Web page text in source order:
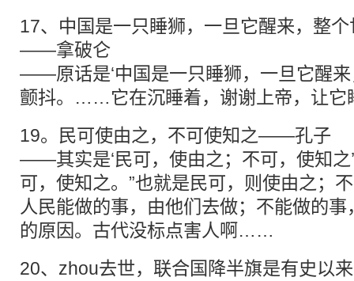
17、中国是一只睡狮，一旦它醒来，整
——拿破仑
——原话是‘中国是一只睡狮，一旦它醒
颤抖。……它在沉睡着，谢谢上帝，让它
19。民可使由之，不可使知之——孔子
——其实是‘民可，使由之；不可，使知之
可，使知之。”也就是民可，则使由之；
人民能做的事，由他们去做；不能做的
的原因。古代没标点害人啊……
20、zhou去世，联合国降半旗是有史以